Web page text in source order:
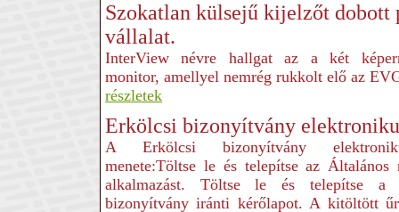
Szokatlan külsejű kijelzőt dobott
vállalat.
InterView névre hallgat az a két
monitor, amellyel nemrég rukkolt elő az
részletek
Erkölcsi bizonyítvány
A Erkölcsi bizonyítvány
menete:Töltse le és telepítse az Általános
alkalmazást. Töltse le és telepítse a
bizonyítvány iránti kérőlapot. A kitöltött